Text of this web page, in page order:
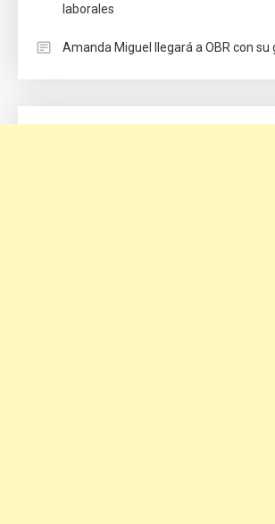
laborales
Amanda Miguel llegará a OBR con su